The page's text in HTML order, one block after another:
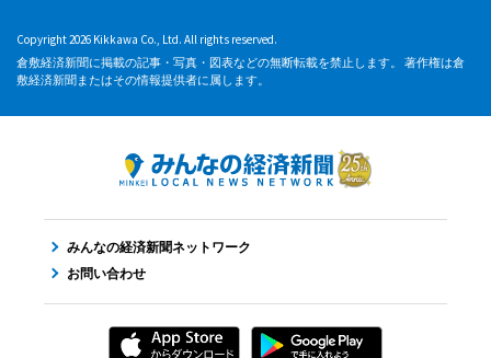
Copyright 2026 Kikkawa Co., Ltd. All rights reserved.
倉敷経済新聞に掲載の記事・写真・図表などの無断転載を禁止します。 著作権は倉
敷経済新聞またはその情報提供者に属します。
みんなの経済新聞ネットワーク
お問い合わせ